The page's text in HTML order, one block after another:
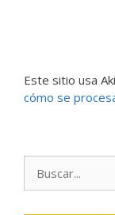
Este sitio usa
cómo se